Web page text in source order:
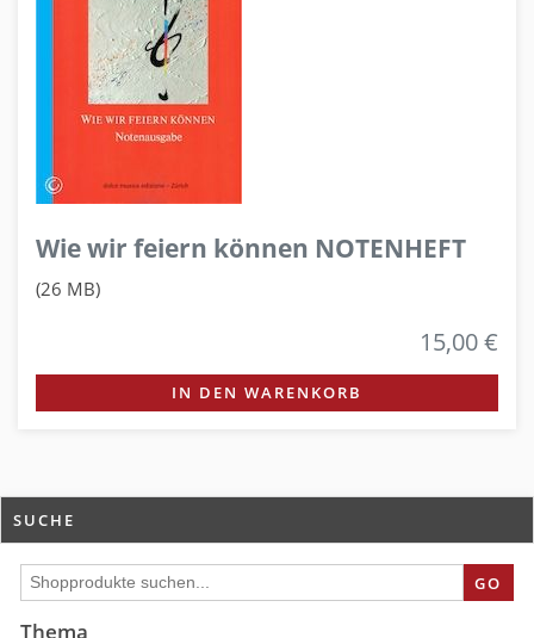
Wie wir feiern können NOTENHEFT
(26 MB)
15,00 €
IN DEN WARENKORB
SUCHE
GO
Thema